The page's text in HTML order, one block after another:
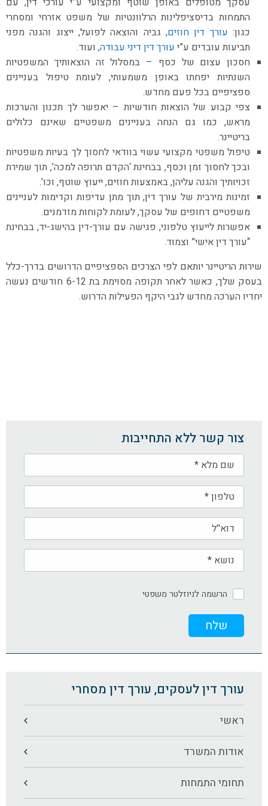
התמחות בדיסציפלינות הרלוונטיות של משפט אזרחי ומסחרי
כגון: עורך דין חוזים, גביה והוצאה לפועל, ייצוג והגנה מפני
תביעות עובדים ע”י עורך דין דיני עבודה, ועוד.
חסכון עצום של כסף – במסלול זה הוצאותיך המשפטיות
השנתיות יפחתו באופן משמעותי, לעומת טיפול בעניינים
ספציפיים בכל פעם מחדש.
צפי קבוע של הוצאות חודשיות – יאפשר לך תכנון והערכות
מראש, כמו גם הנחה בעניינים משפטיים שאינם כלולים
בריטיינר.
טיפול משפטי מקצועי עשוי בוודאי לחסוך לך בעיות משפטיות
ובכך לחסוך זמן וכסף, בבחינת ‘הקדם תרופה למכה’, תוך שמירת
זכויותיך והגנה עליהן, באמצעות חוזים, ייעוץ שוטף, וכו’.
זמינות מירבית של עורך דין, תוך מתן עדיפות וקדימות לעניינים
משפטיים דחופים של עסקך, לעומת לקוחות מזדמנים.
אפשרות לייעוץ טלפוני, פגישה עם עורך-דין בהישג-יד, בבחינת
“עורך דין אישי” וצמוד.
שירות הריטיינר יותאם לפי הצרכים הספציפיים הדרושים בדרך-כלל
בעסק שלך, כאשר לאחר תקופה מסוימת בת 6-12 חודשים נעשה
יחדיו הערכה מחדש לגבי היקף הפעילות הדרוש.
צור קשר ללא התחייבות
הרשמה לניוזלטר משפטי
עורך דין לעסקים, עורך דין מסחרי
ראשי
אודות המשרד
תחומי התמחות